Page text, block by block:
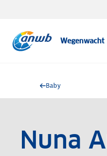
Wegenwacht
Baby
Nuna